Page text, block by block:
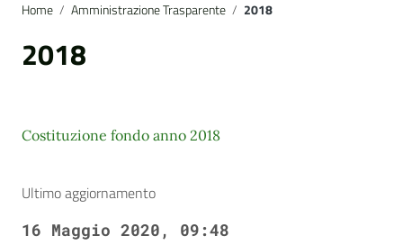
Home / Amministrazione Trasparente / 2018
2018
Costituzione fondo anno 2018
Ultimo aggiornamento
16 Maggio 2020, 09:48